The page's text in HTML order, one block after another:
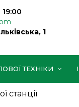
19:00
1
ТЕХНІКИ
станції